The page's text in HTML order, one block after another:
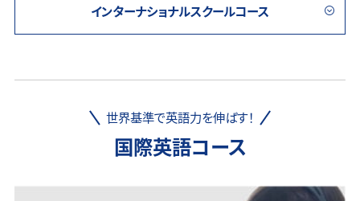
インターナショナルスクールコース
世界基準で英語力を伸ばす！
国際英語コース